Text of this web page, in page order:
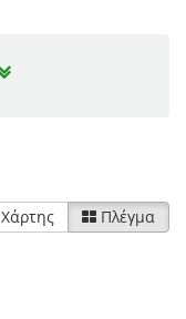
Χάρτης Πλέγμα